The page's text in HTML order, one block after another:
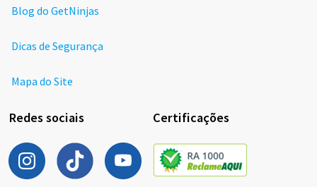
Blog do GetNinjas
Dicas de Segurança
Mapa do Site
Redes sociais Certificações